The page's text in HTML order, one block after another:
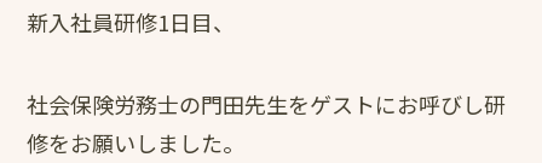
新入社員研修1日目、
社会保険労務士の門田先生をゲストにお呼びし研
修をお願いしました。